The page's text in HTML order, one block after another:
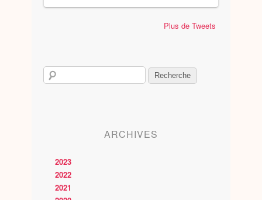
Plus de Tweets
ARCHIVES
2023
2022
2021